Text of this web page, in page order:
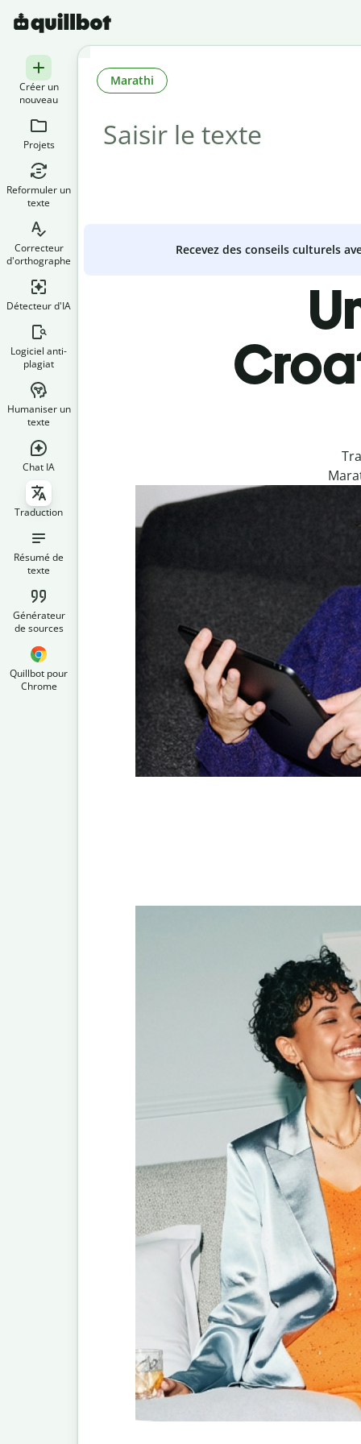
Créer un
nouveau
Projets
Reformuler un
texte
Correcteur
d'orthographe
Détecteur d'IA
Logiciel anti-
plagiat
Humaniser un
texte
Chat IA
Traduction
Résumé de
texte
Générateur
de sources
Quillbot pour
Chrome
Marathi
Recevez des conseils culturels